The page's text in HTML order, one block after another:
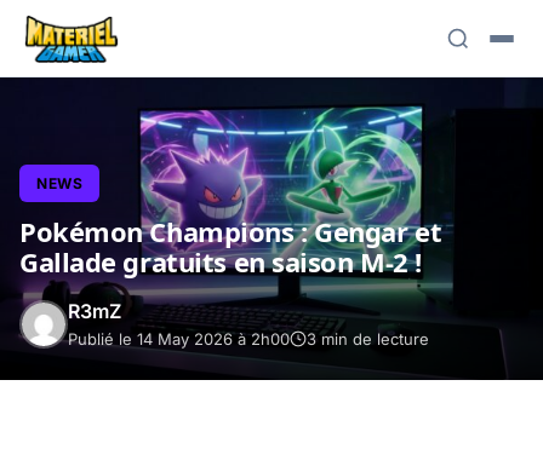
NEWS
Pokémon Champions : Gengar et
Gallade gratuits en saison M-2 !
R3mZ
Publié le 14 May 2026 à 2h00 3 min de lecture